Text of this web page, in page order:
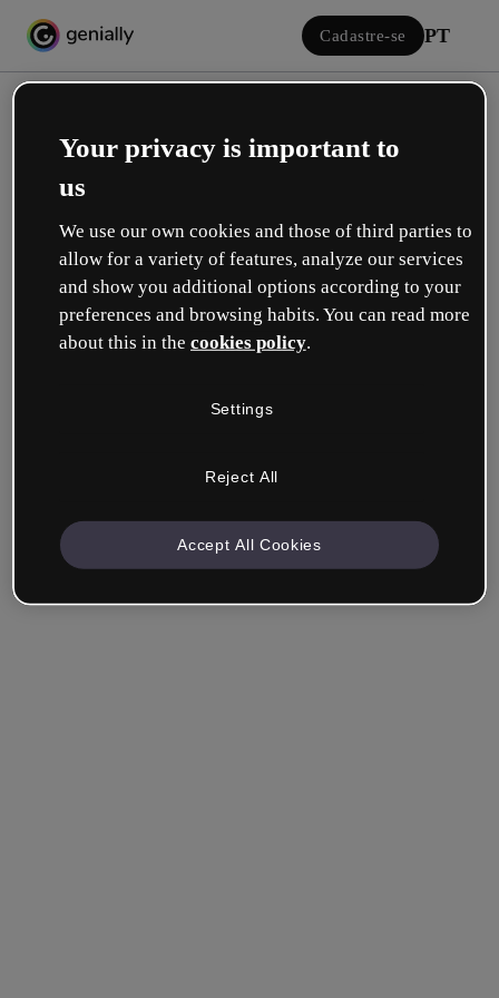
Cadastre-se PT
Iniciar sessão
Inicie sessão com o Google
Mantenha-me conectado Esqueceu sua senha?
Your privacy is important to
us
We use our own cookies and those of third parties to
allow for a variety of features, analyze our services
and show you additional options according to your
preferences and browsing habits. You can read more
about this in the cookies policy.
Settings
Reject All
Accept All Cookies